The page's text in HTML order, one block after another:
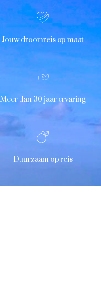
Jouw droomreis op maat
Meer dan 30 jaar ervaring
Duurzaam op reis